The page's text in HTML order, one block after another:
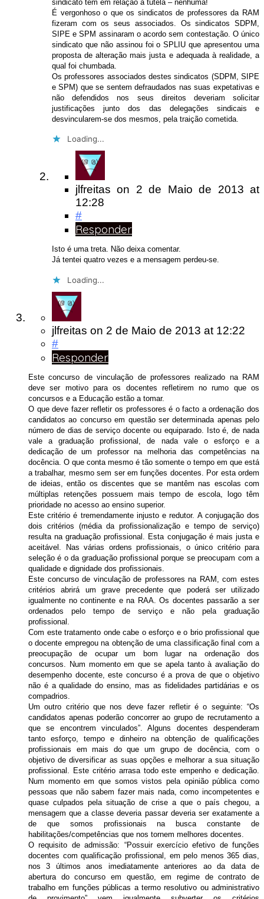
sindicato tem em relação à tutela – nenhuma!
É vergonhoso o que os sindicatos de professores da RAM
fizeram com os seus associados. Os sindicatos SDPM,
SIPE e SPM assinaram o acordo sem contestação. O único
sindicato que não assinou foi o SPLIU que apresentou uma
proposta de alteração mais justa e adequada à realidade, a
qual foi chumbada.
Os professores associados destes sindicatos (SDPM, SIPE
e SPM) que se sentem defraudados nas suas expetativas e
não defendidos nos seus direitos deveriam solicitar
justificações junto dos das delegações sindicais e
desvincularem-se dos mesmos, pela traição cometida.
Loading...
jlfreitas on 2 de Maio de 2013at
12:28
#
Responder
Isto é uma treta. Não deixa comentar.
Já tentei quatro vezes e a mensagem perdeu-se.
Loading...
jlfreitas on 2 de Maio de 2013 at 12:22
#
Responder
Este concurso de vinculação de professores realizado na RAM
deve ser motivo para os docentes refletirem no rumo que os
concursos e a Educação estão a tomar.
O que deve fazer refletir os professores é o facto a ordenação dos
candidatos ao concurso em questão ser determinada apenas pelo
número de dias de serviço docente ou equiparado. Isto é, de nada
vale a graduação profissional, de nada vale o esforço e a
dedicação de um professor na melhoria das competências na
docência. O que conta mesmo é tão somente o tempo em que está
a trabalhar, mesmo sem ser em funções docentes. Por esta ordem
de ideias, então os discentes que se mantêm nas escolas com
múltiplas retenções possuem mais tempo de escola, logo têm
prioridade no acesso ao ensino superior.
Este critério é tremendamente injusto e redutor. A conjugação dos
dois critérios (média da profissionalização e tempo de serviço)
resulta na graduação profissional. Esta conjugação é mais justa e
aceitável. Nas várias ordens profissionais, o único critério para
seleção é o da graduação profissional porque se preocupam com a
qualidade e dignidade dos profissionais.
Este concurso de vinculação de professores na RAM, com estes
critérios abrirá um grave precedente que poderá ser utilizado
igualmente no continente e na RAA. Os docentes passarão a ser
ordenados pelo tempo de serviço e não pela graduação
profissional.
Com este tratamento onde cabe o esforço e o brio profissional que
o docente empregou na obtenção de uma classificação final com a
preocupação de ocupar um bom lugar na ordenação dos
concursos. Num momento em que se apela tanto à avaliação do
desempenho docente, este concurso é a prova de que o objetivo
não é a qualidade do ensino, mas as fidelidades partidárias e os
compadrios.
Um outro critério que nos deve fazer refletir é o seguinte: “Os
candidatos apenas poderão concorrer ao grupo de recrutamento a
que se encontrem vinculados”. Alguns docentes despenderam
tanto esforço, tempo e dinheiro na obtenção de qualificações
profissionais em mais do que um grupo de docência, com o
objetivo de diversificar as suas opções e melhorar a sua situação
profissional. Este critério arrasa todo este empenho e dedicação.
Num momento em que somos vistos pela opinião pública como
pessoas que não sabem fazer mais nada, como incompetentes e
quase culpados pela situação de crise a que o país chegou, a
mensagem que a classe deveria passar deveria ser exatamente a
de que somos profissionais na busca constante de
habilitações/competências que nos tornem melhores docentes.
O requisito de admissão: “Possuir exercício efetivo de funções
docentes com qualificação profissional, em pelo menos 365 dias,
nos 3 últimos anos imediatamente anteriores ao da data de
abertura do concurso em questão, em regime de contrato de
trabalho em funções públicas a termo resolutivo ou administrativo